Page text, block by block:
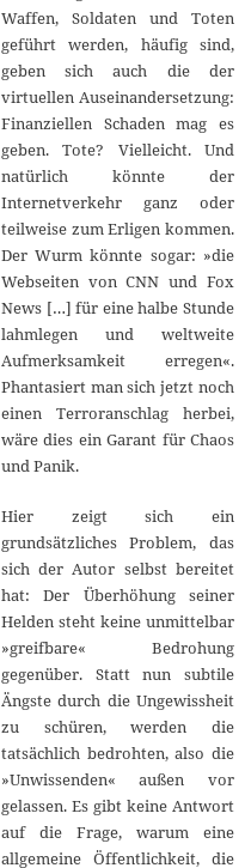
Waffen, Soldaten und Toten
geführt werden, häufig sind,
geben sich auch die der
virtuellen Auseinandersetzung:
Finanziellen Schaden mag es
geben. Tote? Vielleicht. Und
natürlich könnte der
Internetverkehr ganz oder
teilweise zum Erligen kommen.
Der Wurm könnte sogar: »die
Webseiten von CNN und Fox
News […] für eine halbe Stunde
lahmlegen und weltweite
Aufmerksamkeit erregen«.
Phantasiert man sich jetzt noch
einen Terroranschlag herbei,
wäre dies ein Garant für Chaos
und Panik.
Hier zeigt sich ein
grundsätzliches Problem, das
sich der Autor selbst bereitet
hat: Der Überhöhung seiner
Helden steht keine unmittelbar
»greifbare« Bedrohung
gegenüber. Statt nun subtile
Ängste durch die Ungewissheit
zu schüren, werden die
tatsächlich bedrohten, also die
»Unwissenden« außen vor
gelassen. Es gibt keine Antwort
auf die Frage, warum eine
allgemeine Öffentlichkeit, die